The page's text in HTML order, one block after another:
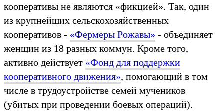
кооперативы не являются «фикцией». Так, один
из крупнейших сельскохозяйственных
кооперативов - ​​​​​​​ «Фермеры Рожавы» - объединяет
женщин из 18 разных коммун. Кроме того,
активно действует «Фонд для поддержки
кооперативного движения», помогающий в том
числе в трудоустройстве семей мучеников
(убитых при проведении боевых операций).